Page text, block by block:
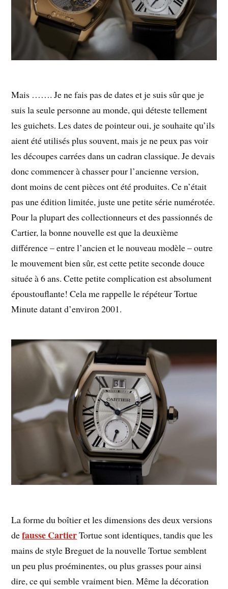
Mais ……. Je ne fais pas de dates et je suis sûr que je
suis la seule personne au monde, qui déteste tellement
les guichets. Les dates de pointeur oui, je souhaite qu’ils
aient été utilisés plus souvent, mais je ne peux pas voir
les découpes carrées dans un cadran classique. Je devais
donc commencer à chasser pour l’ancienne version,
dont moins de cent pièces ont été produites. Ce n’était
pas une édition limitée, juste une petite série numérotée.
Pour la plupart des collectionneurs et des passionnés de
Cartier, la bonne nouvelle est que la deuxième
différence – entre l’ancien et le nouveau modèle – outre
le mouvement bien sûr, est cette petite seconde douce
située à 6 ans. Cette petite complication est absolument
époustouflante! Cela me rappelle le répéteur Tortue
Minute datant d’environ 2001.
La forme du boîtier et les dimensions des deux versions
defausse CartierTortue sont identiques, tandis que les
mains de style Breguet de la nouvelle Tortue semblent
un peu plus proéminentes, ou plus grasses pour ainsi
dire, ce qui semble vraiment bien. Même la décoration